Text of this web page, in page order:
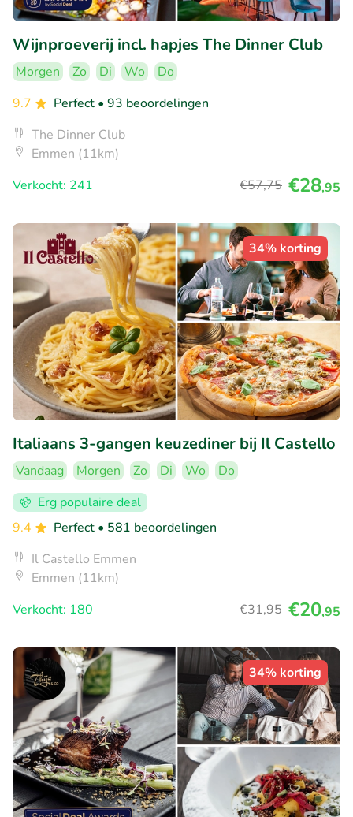
Wijnproeverij incl. hapjes The Dinner Club
Morgen Zo Di Wo
Do
9.7
Perfect • 93 beoordelingen
The Dinner Club
Emmen (11km)
Verkocht: 241
€57,75 €28,95
34% korting
Italiaans 3-gangen keuzediner bij Il Castello
Vandaag Morgen Zo Di Wo
Do
Erg populaire deal
9.4
Perfect • 581 beoordelingen
Il Castello Emmen
Emmen (11km)
Verkocht: 180
€31,95 €20,95
34% korting